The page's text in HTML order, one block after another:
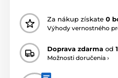
Za nákup získate 0
Výhody vernostného
Doprava zdarma od
Možnosti doručenia ›